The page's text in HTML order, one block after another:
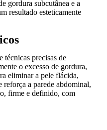
gordura subcutânea e a
resultado esteticamente
técnicas precisas de
o excesso de gordura,
eliminar a pele flácida,
reforça a parede abdominal,
firme e definido, com